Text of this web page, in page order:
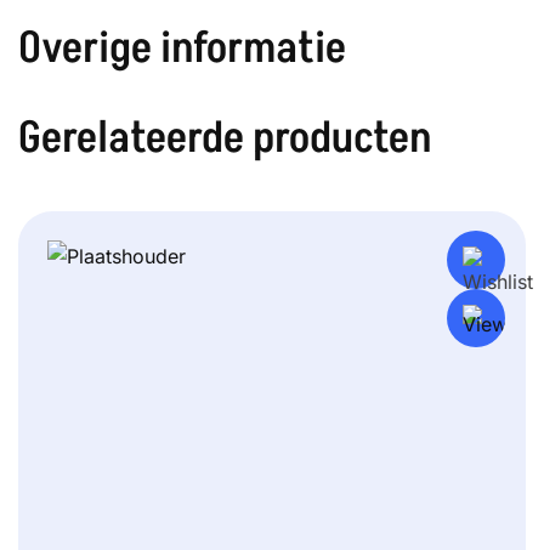
Overige informatie
Gerelateerde producten